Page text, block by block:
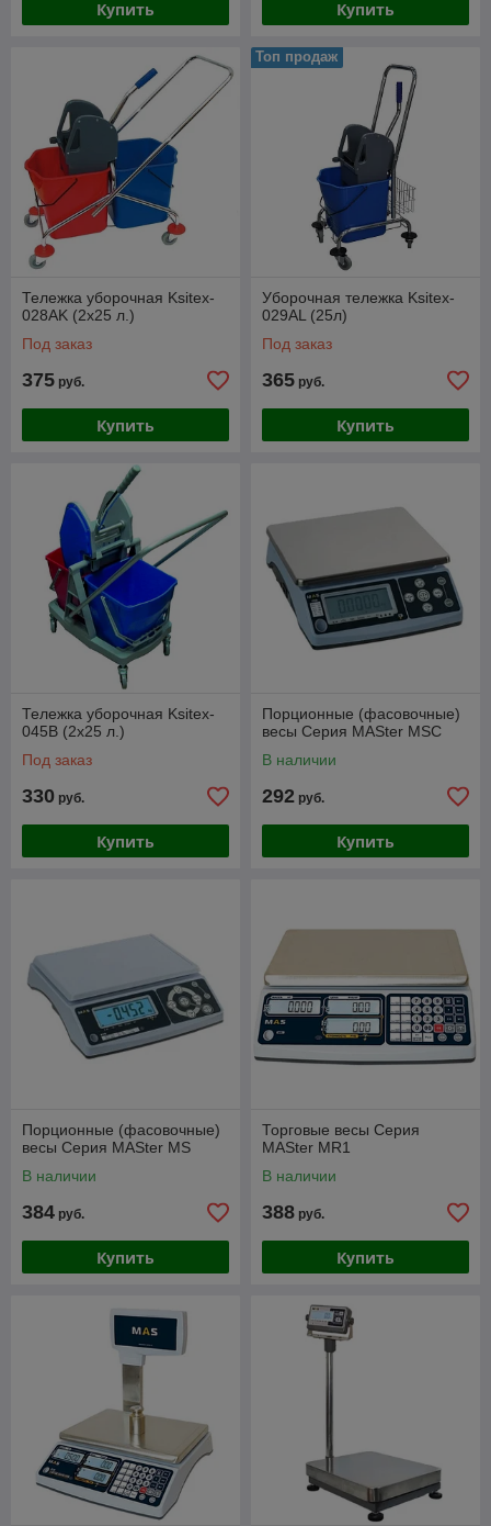
Купить Купить
Тележка уборочная Ksitex-
028AK (2х25 л.)
Под заказ
375 руб.
Купить
Топ продаж
Уборочная тележка Ksitex-
029AL (25л)
Под заказ
365 руб.
Купить
Тележка уборочная Ksitex-
045В (2х25 л.)
Под заказ
330 руб.
Купить
Порционные (фасовочные)
весы Серия MASter MSC
В наличии
292 руб.
Купить
Порционные (фасовочные)
весы Серия MASter MS
В наличии
384 руб.
Купить
Торговые весы Серия
MASter MR1
В наличии
388 руб.
Купить